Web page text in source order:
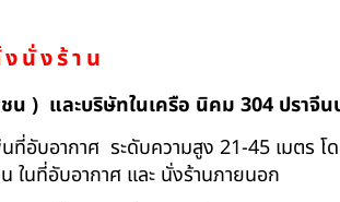
นั่งร้าน
น ) และบริษัทในเครือ นิคม 304 ปราจีน
อับอากาศ ระดับความสูง 21-45 เมตร โ
นที่อับอากาศ และ นั่งร้านภายนอก